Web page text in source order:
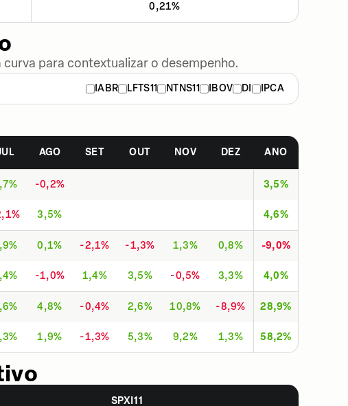
0,21%
para contextualizar o desempenho.
IABR LFTS11 NTNS11 IBOV DI
IPCA
AGO SET OUT NOV DEZ ANO
-0,2% 3,5%
3,5% 4,6%
0,1% -2,1% -1,3% 1,3% 0,8% -9,0%
-1,0% 1,4% 3,5% -0,5% 3,3% 4,0%
4,8% -0,4% 2,6% 10,8% -8,9% 28,9%
1,9% -1,3% 5,3% 9,2% 1,3%
58,2%
SPXI11